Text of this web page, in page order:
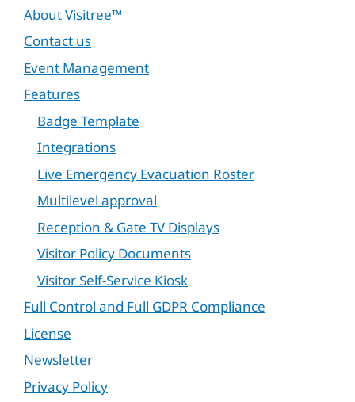
About Visitree™
Contact us
Event Management
Features
Badge Template
Integrations
Live Emergency Evacuation Roster
Multilevel approval
Reception & Gate TV Displays
Visitor Policy Documents
Visitor Self-Service Kiosk
Full Control and Full GDPR Compliance
License
Newsletter
Privacy Policy